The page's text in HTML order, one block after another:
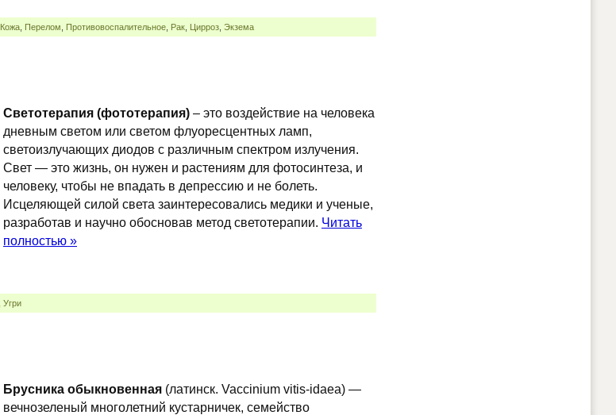
Кожа Перелом Противовоспалительное Рак Цирроз Экзема
Светотерапия (фототерапия) – это воздействие на человека
дневным светом или светом флуоресцентных ламп,
светоизлучающих диодов с различным спектром излучения.
Свет — это жизнь, он нужен и растениям для фотосинтеза, и
человеку, чтобы не впадать в депрессию и не болеть.
Исцеляющей силой света заинтересовались медики и ученые,
разработав и научно обосновав метод светотерапии. Читать
полностью »
Угри
Брусника обыкновенная (латинск. Vaccinium vitis-idaea) —
вечнозеленый многолетний кустарничек, семейство